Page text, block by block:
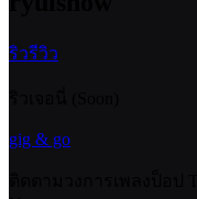
ริวรีวิว
gig & go